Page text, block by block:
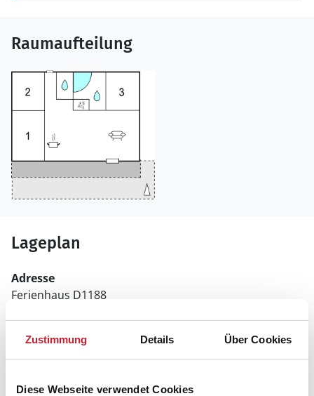
Zustimmung Details Über Cookies
Diese Webseite verwendet Cookies
Raumaufteilung
Lageplan
Adresse
Ferienhaus D1188
6470 Sydals